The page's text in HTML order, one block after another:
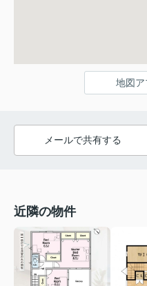
地図ア
メールで共有する
近隣の物件